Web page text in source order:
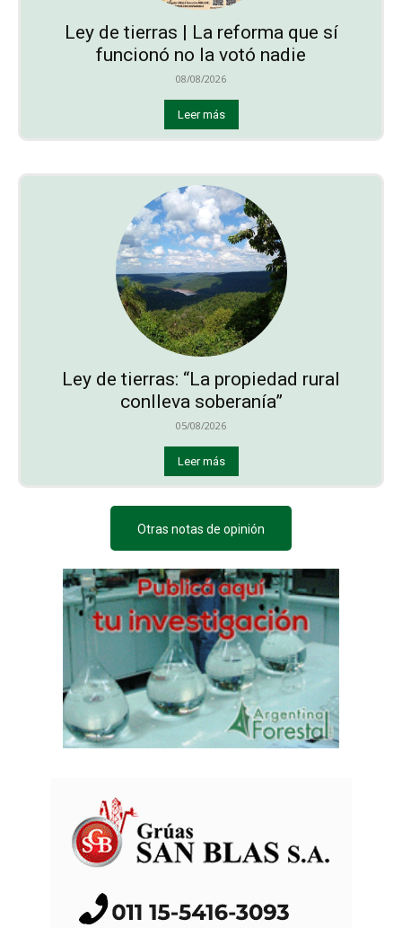
Ley de tierras | La reforma que sí
funcionó no la votó nadie
08/08/2026
Leer más
Ley de tierras: “La propiedad rural
conlleva soberanía”
05/08/2026
Leer más
Otras notas de opinión